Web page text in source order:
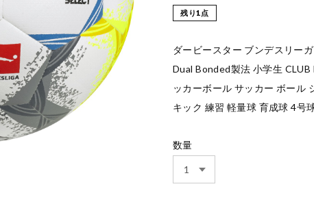
残り1点
ダービースター ブンデスリー
Dual Bonded製法 小学生
ッカーボール サッカー ボール
キック 練習 軽量球 育成球 4号
数量